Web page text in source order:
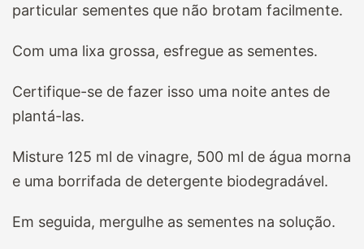
particular sementes que não brotam facilmente.
Com uma lixa grossa, esfregue as sementes.
Certifique-se de fazer isso uma noite antes de
plantá-las.
Misture 125 ml de vinagre, 500 ml de água morna
e uma borrifada de detergente biodegradável.
Em seguida, mergulhe as sementes na solução.